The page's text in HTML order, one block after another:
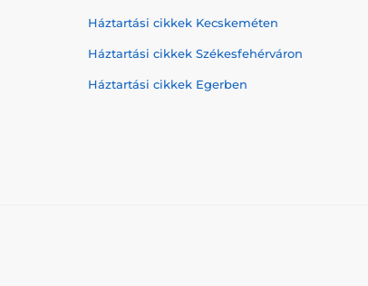
Háztartási cikkek Kecskeméten
Háztartási cikkek Székesfehérváron
Háztartási cikkek Egerben